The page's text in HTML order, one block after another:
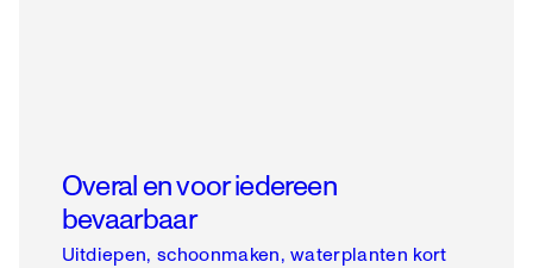
Overal en voor iedereen
bevaarbaar
Uitdiepen, schoonmaken, waterplanten kort